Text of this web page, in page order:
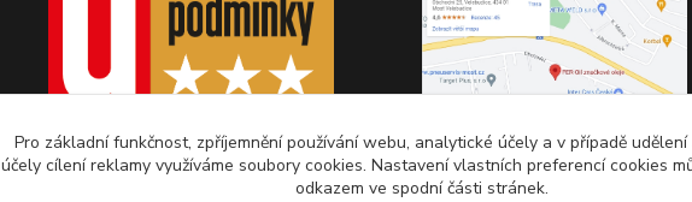
Pro základní funkčnost, zpříjemnění používání webu, analytické účely a v případě
účely cílení reklamy využíváme soubory cookies. Nastavení vlastních preferencí cookies
odkazem ve spodní části stránek.